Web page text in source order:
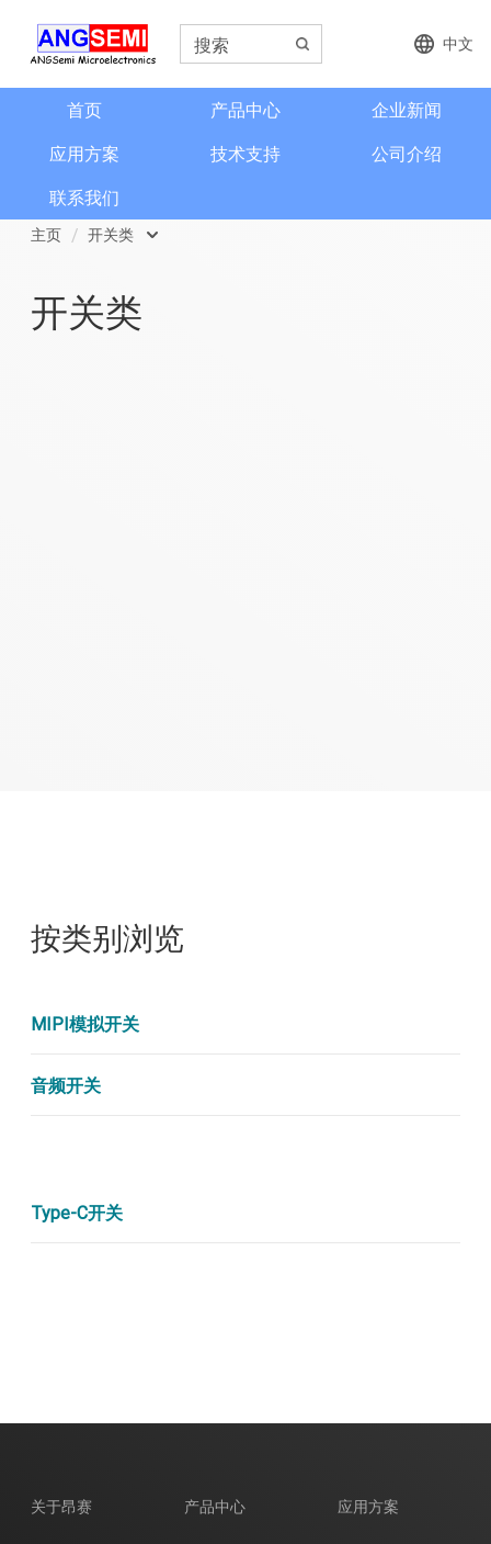
中文
首页 产品中心
企业新闻
应用方案
技术支持
公司介绍
联系我们
主页 开关类
电流检测和电流传感器
开关类
按类别浏览
MIPI模拟开关
音频开关
Type-C开关
关于昂赛 产品中心 应用方案